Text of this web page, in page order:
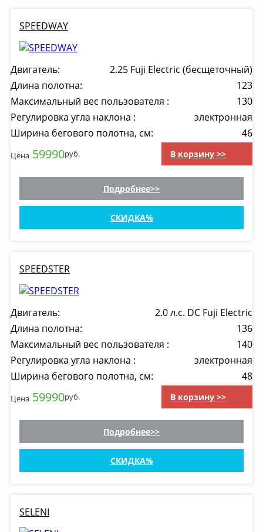
SPEEDWAY
Двигатель:
2.25 Fuji Electric (бесщеточный)
Длина полотна:
123
Максимальный вес пользователя :
130
Регулировка угла наклона :
электронная
Ширина бегового полотна, см:
46
Цена 59990руб. В корзину >>
Подробнее
СКИДКА
SPEEDSTER
Двигатель:
2.0 л.с. DC Fuji Electric
Длина полотна:
136
Максимальный вес пользователя :
140
Регулировка угла наклона :
электронная
Ширина бегового полотна, см:
48
Цена 59990руб. В корзину >>
Подробнее
СКИДКА
SELENI